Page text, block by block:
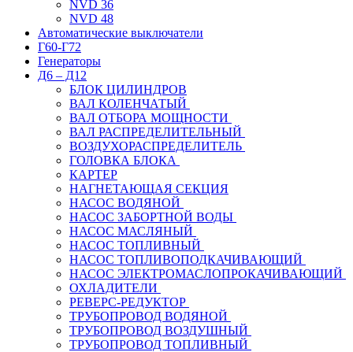
NVD 36
NVD 48
Автоматические выключатели
Г60-Г72
Генераторы
Д6 – Д12
БЛОК ЦИЛИНДРОВ
ВАЛ КОЛЕНЧАТЫЙ
ВАЛ ОТБОРА МОЩНОСТИ
ВАЛ РАСПРЕДЕЛИТЕЛЬНЫЙ
ВОЗДУХОРАСПРЕДЕЛИТЕЛЬ
ГОЛОВКА БЛОКА
КАРТЕР
НАГНЕТАЮЩАЯ СЕКЦИЯ
НАСОС ВОДЯНОЙ
НАСОС ЗАБОРТНОЙ ВОДЫ
НАСОС МАСЛЯНЫЙ
НАСОС ТОПЛИВНЫЙ
НАСОС ТОПЛИВОПОДКАЧИВАЮЩИЙ
НАСОС ЭЛЕКТРОМАСЛОПРОКАЧИВАЮЩИЙ
ОХЛАДИТЕЛИ
РЕВЕРС-РЕДУКТОР
ТРУБОПРОВОД ВОДЯНОЙ
ТРУБОПРОВОД ВОЗДУШНЫЙ
ТРУБОПРОВОД ТОПЛИВНЫЙ